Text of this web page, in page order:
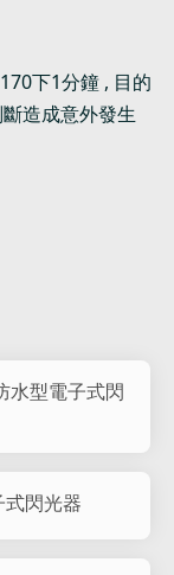
下1分鐘 , 目的
造成意外發生
水型電子式閃
式閃光器